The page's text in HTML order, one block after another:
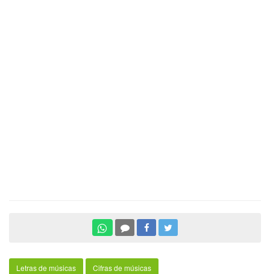
Letras de músicas Cifras de músicas